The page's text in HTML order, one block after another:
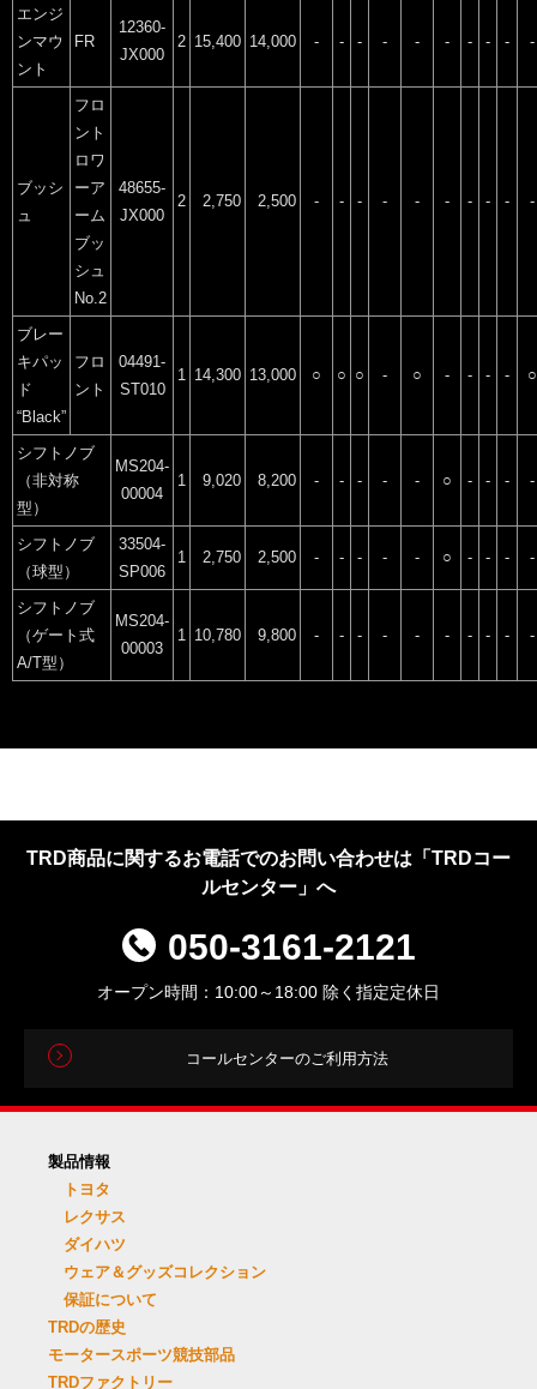
エンジ
ンマウ
ント
FR
12360-
JX000
2 15,400 14,000 - - - - - - - - - -
ブッシ
ュ
フロ
ント
ロワ
ーア
ーム
ブッ
シュ
No.2
48655-
JX000
2 2,750 2,500 - - - - - - - - - -
ブレー
キパッ
ド
“Black”
フロ
ント
04491-
ST010
1 14,300 13,000 ○ ○ ○ - ○ - - - - ○
シフトノブ
（非対称
型）
MS204-
00004
1 9,020 8,200 - - - - - ○ - - - -
シフトノブ
（球型）
33504-
SP006
1 2,750 2,500 - - - - - ○ - - - -
シフトノブ
（ゲート式
A/T型）
MS204-
00003
1 10,780 9,800 - - - - - - - - - -
TRD商品に関するお電話でのお問い合わせは「TRDコー
ルセンター」へ
050-3161-2121
オープン時間：10:00～18:00 除く指定定休日
コールセンターのご利用方法
製品情報
トヨタ
レクサス
ダイハツ
ウェア＆グッズコレクション
保証について
TRDの歴史
モータースポーツ競技部品
TRDファクトリー